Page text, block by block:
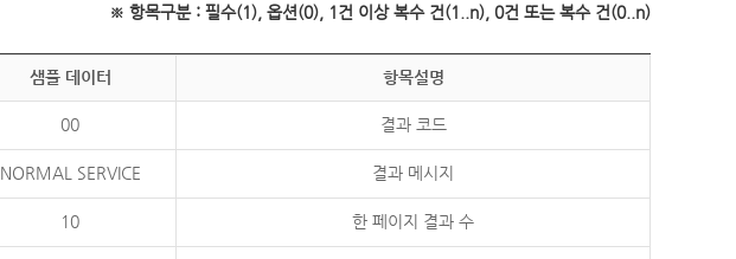
※ 항목구분 : 필수(1), 옵션(0), 1건 이상 복수 건(1..n), 0건 또는 복수 건(0..n)
샘플 데이터 항목설명
00 결과 코드
NORMAL SERVICE 결과 메시지
10 한 페이지 결과 수